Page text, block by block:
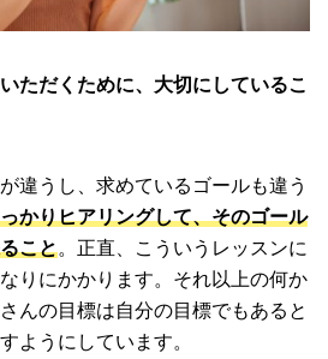
だくために、大切にしているこ
違うし、求めているゴールも違う
かりヒアリングして、そのゴール
こと。正直、こういうレッスンに
りにかかります。それ以上の何か
んの目標は自分の目標でもあると
ようにしています。